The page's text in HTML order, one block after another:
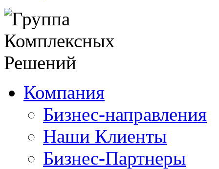
Компания
Бизнес-направления
Наши Клиенты
Бизнес-Партнеры